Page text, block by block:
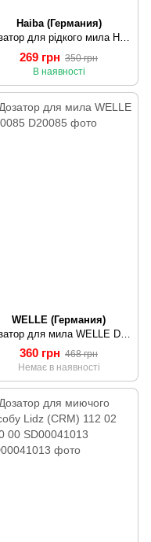
Haiba (Германия)
Дозатор для рідкого мила Haiba HB206 (HB0997)
269 грн 350 грн
В наявності
WELLE (Германия)
360 грн 468 грн
Немає в наявності